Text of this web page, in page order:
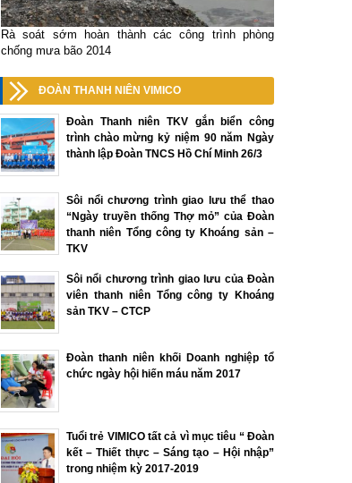
Rà soát sớm hoàn thành các công trình phòng
chống mưa bão 2014
ĐOÀN THANH NIÊN VIMICO
Đoàn Thanh niên TKV gắn biển công
trình chào mừng kỷ niệm 90 năm Ngày
thành lập Đoàn TNCS Hồ Chí Minh 26/3
Sôi nổi chương trình giao lưu thể thao
“Ngày truyền thống Thợ mỏ” của Đoàn
thanh niên Tổng công ty Khoáng sản –
TKV
Sôi nổi chương trình giao lưu của Đoàn
viên thanh niên Tổng công ty Khoáng
sản TKV – CTCP
Đoàn thanh niên khối Doanh nghiệp tổ
chức ngày hội hiến máu năm 2017
Tuổi trẻ VIMICO tất cả vì mục tiêu “ Đoàn
kết – Thiết thực – Sáng tạo – Hội nhập”
trong nhiệm kỳ 2017-2019